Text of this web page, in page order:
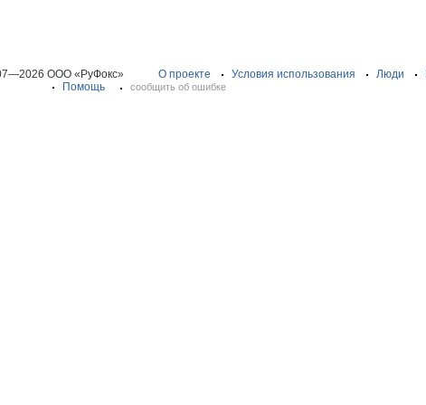
ООО «РуФокс» О проекте Условия использования Люди
Помощь
сообщить об ошибке